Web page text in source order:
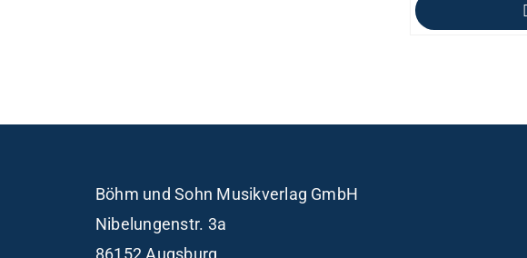
Böhm und Sohn Musikverlag GmbH
Nibelungenstr. 3a
86152 Augsburg